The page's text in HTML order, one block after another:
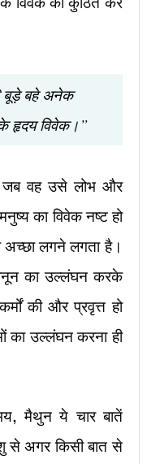
बूड़े बहे अनेक
हृदय विवेक।”
जब वह उसे लोभ और
का विवेक नष्ट हो
अच्छा लगने लगता है।
का उल्लंघन करके
की और प्रवृत्त हो
का उल्लंघन करना ही
मैथुन ये चार बातें
से अगर किसी बात से